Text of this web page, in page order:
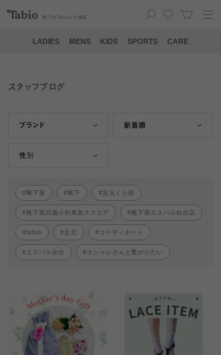
靴下の Tabio 公式通販
LADIES MENS KIDS SPORTS CARE
スタッフブログ
ブランド 新着順
性別
靴下屋 靴下 足元くら部
靴下屋武蔵小杉東急スクエア 靴下屋エスパル仙台店
tabio 足元 コーディネート
エスパル仙台 オシャレさんと繋がりたい